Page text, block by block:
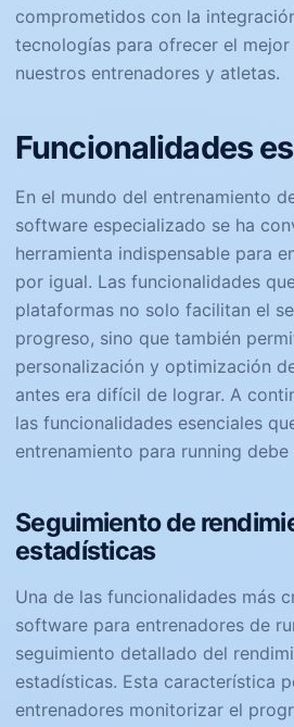
comprometidos con la
tecnologías para ofrecer el
nuestros entrenadores y atletas.
Funcionalidades
En el mundo del entrenamiento
software especializado se ha
herramienta indispensable para
por igual. Las funcionalidades
plataformas no solo facilitan el
progreso, sino que también
personalización y optimización
antes era difícil de lograr. A
las funcionalidades esenciales
entrenamiento para running debe
Seguimiento de
estadísticas
Una de las funcionalidades más
software para entrenadores de
seguimiento detallado del
estadísticas. Esta característica
entrenadores monitorizar el